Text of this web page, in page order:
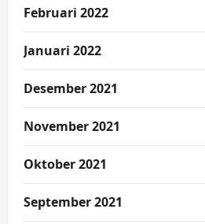
Februari 2022
Januari 2022
Desember 2021
November 2021
Oktober 2021
September 2021